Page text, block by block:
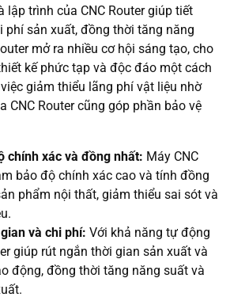
lập trình của CNC Router giúp tiết
phí sản xuất, đồng thời tăng năng
mở ra nhiều cơ hội sáng tạo, cho
kế phức tạp và độc đáo một cách
giảm thiểu lãng phí vật liệu nhờ
CNC Router cũng góp phần bảo vệ
chính xác và đồng nhất: Máy CNC
bảo độ chính xác cao và tính đồng
phẩm nội thất, giảm thiểu sai sót và
và chi phí: Với khả năng tự động
giúp rút ngắn thời gian sản xuất và
động, đồng thời tăng năng suất và